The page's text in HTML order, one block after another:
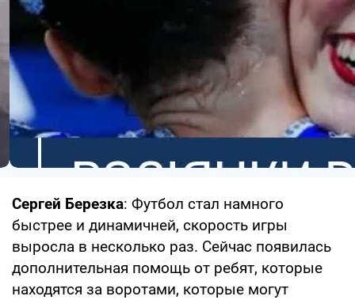
Сергей Березка: Футбол стал намного
быстрее и динамичней, скорость игры
выросла в несколько раз. Сейчас появилась
дополнительная помощь от ребят, которые
находятся за воротами, которые могут